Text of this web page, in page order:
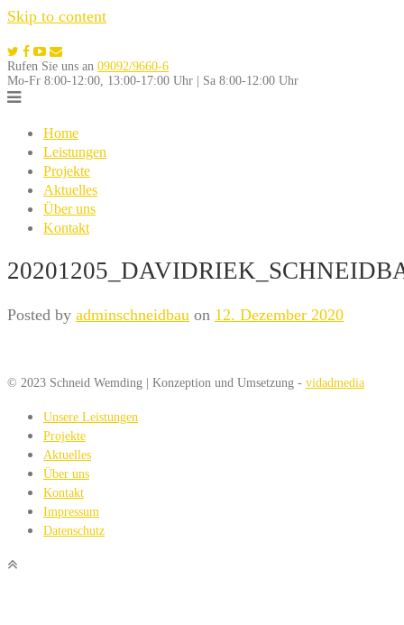
Skip to content
Rufen Sie uns an 09092/9660-6
Mo-Fr 8:00-12:00, 13:00-17:00 Uhr | Sa 8:00-12:00 Uhr
Home
Leistungen
Projekte
Aktuelles
Über uns
Kontakt
Posted by adminschneidbau on 12. Dezember 2020
© 2023 Schneid Wemding | Konzeption und Umsetzung - vidadmedia
Unsere Leistungen
Projekte
Aktuelles
Über uns
Kontakt
Impressum
Datenschutz